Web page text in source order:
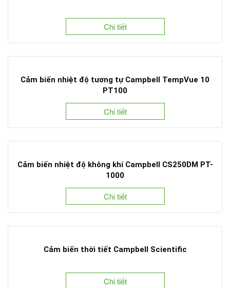
Chi tiết
Cảm biến nhiệt độ tương tự Campbell TempVue 10
PT100
Chi tiết
Cảm biến nhiệt độ không khí Campbell CS250DM PT-
1000
Chi tiết
Cảm biến thời tiết Campbell Scientific
Chi tiết